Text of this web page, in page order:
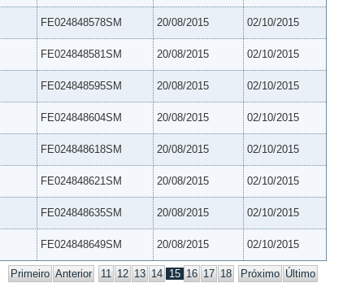
FE024848578SM 20/08/2015 02/10/2015
FE024848581SM 20/08/2015 02/10/2015
FE024848595SM 20/08/2015 02/10/2015
FE024848604SM 20/08/2015 02/10/2015
FE024848618SM 20/08/2015 02/10/2015
FE024848621SM 20/08/2015 02/10/2015
FE024848635SM 20/08/2015 02/10/2015
FE024848649SM 20/08/2015 02/10/2015
Primeiro Anterior 11 12 13 14 15 16 17 18 Próximo Último